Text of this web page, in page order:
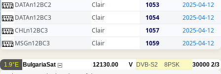
DATAn12BC2
Clair 1053
2025-04-12
DATAn12BC3
Clair 1054
2025-04-12
CHLn12BC3
Clair 1057
2025-04-12
MSGn12BC3
Clair 1059 2025-04-12
1.9°E BulgariaSat 12130.00 V DVB-S2 8PSK 30000 2/3